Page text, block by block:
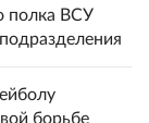
полка ВСУ
борьбе